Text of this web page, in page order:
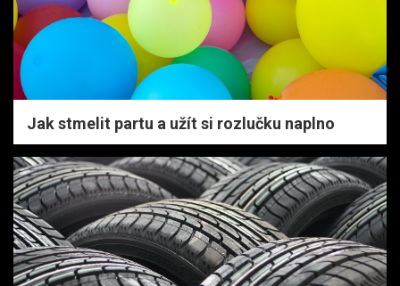
Jak stmelit partu a užít si rozlučku naplno